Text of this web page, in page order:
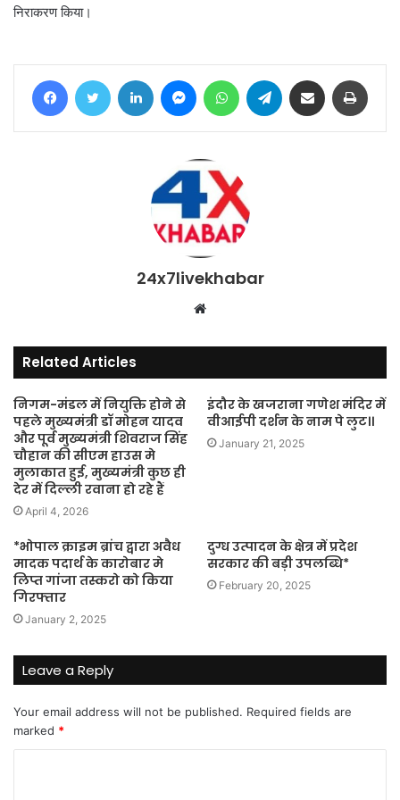
निराकरण किया।
FacebookTwitter LinkedIn MessengerWhatsAppTelegram Share via Email
24x7livekhabar
Website
Related Articles
निगम-मंडल में नियुक्ति होने से
पहले मुख्यमंत्री डॉ मोहन यादव
और पूर्व मुख्यमंत्री शिवराज सिंह
चौहान की सीएम हाउस मे
मुलाकात हुई, मुख्यमंत्री कुछ ही
देर में दिल्ली रवाना हो रहे हैं
April 4, 2026
इंदौर के खजराना गणेश मंदिर में
वीआईपी दर्शन के नाम पे लुट।।
January 21, 2025
*भोपाल क्राइम ब्रांच द्वारा अवैध
मादक पदार्थ के कारोबार मे
लिप्त गांजा तस्करो को किया
गिरफ्तार
January 2, 2025
दुग्ध उत्पादन के क्षेत्र में प्रदेश
सरकार की बड़ी उपलब्धि*
February 20, 2025
Leave a Reply
Your email address will not be published. Required fields are
marked *